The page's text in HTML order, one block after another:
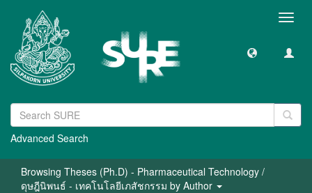
Advanced Search
Browsing Theses (Ph.D) - Pharmaceutical Technology /
ดุษฎีนิพนธ์ - เทคโนโลยีเภสัชกรรม by Author